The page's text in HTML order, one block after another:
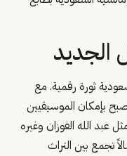
الجديد
ثورة رقمية. مع
بإمكان الموسيقيين
عبد الله الفوزان وغيره
تجمع بين التراث